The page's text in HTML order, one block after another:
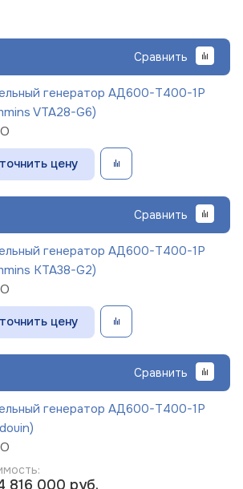
Сравнить
генератор АД600-Т400-1Р
VTA28-G6)
цену
Сравнить
генератор АД600-Т400-1Р
KTA38-G2)
цену
Сравнить
генератор АД600-Т400-1Р
816 000 руб.